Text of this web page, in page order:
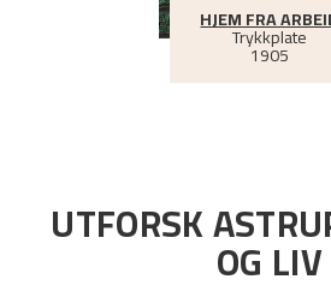
HJEM FRA
Trykkplate
1905
UTFORSK
OG LIV